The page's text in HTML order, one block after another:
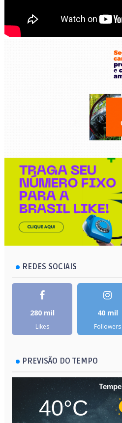
REDES SOCIAIS
280 mil
Likes
40 mil
Followers
PREVISÃO DO TEMPO
Tempe
40°C